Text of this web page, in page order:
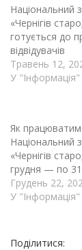
Національний
«Чернігів
готується до
відвідувачів
Травень 12,
У "Інформація"
Як
Національний
«Чернігів
грудня — по 31
Грудень 22,
У "Інформація"
Поділитися: